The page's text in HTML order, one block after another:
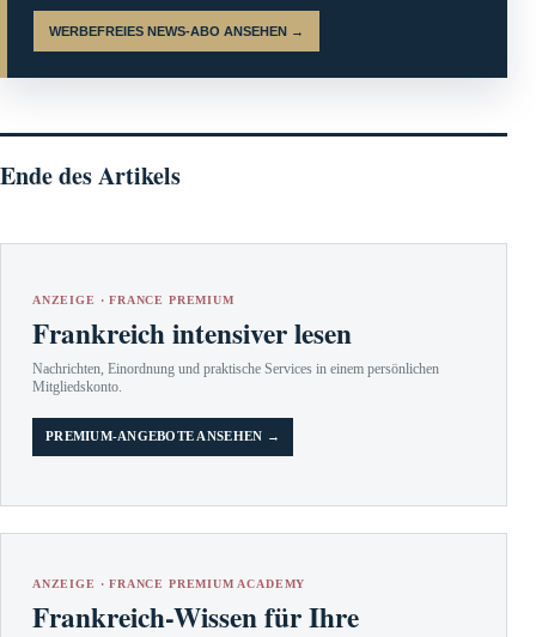
WERBEFREIES NEWS-ABO ANSEHEN →
Ende des Artikels
ANZEIGE · FRANCE PREMIUM
Frankreich intensiver lesen
Nachrichten, Einordnung und praktische Services in einem persönlichen
Mitgliedskonto.
PREMIUM-ANGEBOTE ANSEHEN →
ANZEIGE · FRANCE PREMIUM ACADEMY
Frankreich-Wissen für Ihre